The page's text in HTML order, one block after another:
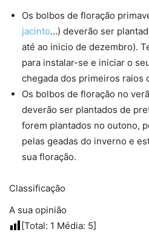
Os bolbos de floração
jacinto…) deverão ser
até ao inicio de dezembro).
para instalar-se e iniciar o
chegada dos primeiros raios
Os bolbos de floração no
deverão ser plantados de
forem plantados no outono,
pelas geadas do inverno e
sua floração.
Classificação
A sua opinião
[Total: 1 Média: 5]